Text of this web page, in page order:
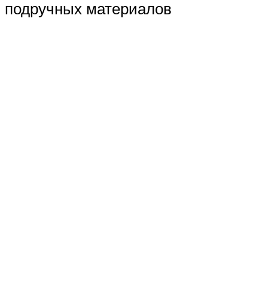
подручных материалов